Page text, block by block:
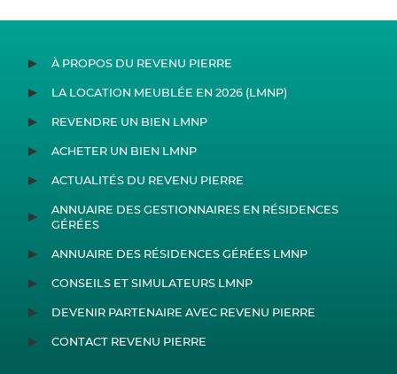
À PROPOS DU REVENU PIERRE
LA LOCATION MEUBLÉE EN 2026 (LMNP)
REVENDRE UN BIEN LMNP
ACHETER UN BIEN LMNP
ACTUALITÉS DU REVENU PIERRE
ANNUAIRE DES GESTIONNAIRES EN RÉSIDENCES
GÉRÉES
ANNUAIRE DES RÉSIDENCES GÉRÉES LMNP
CONSEILS ET SIMULATEURS LMNP
DEVENIR PARTENAIRE AVEC REVENU PIERRE
CONTACT REVENU PIERRE